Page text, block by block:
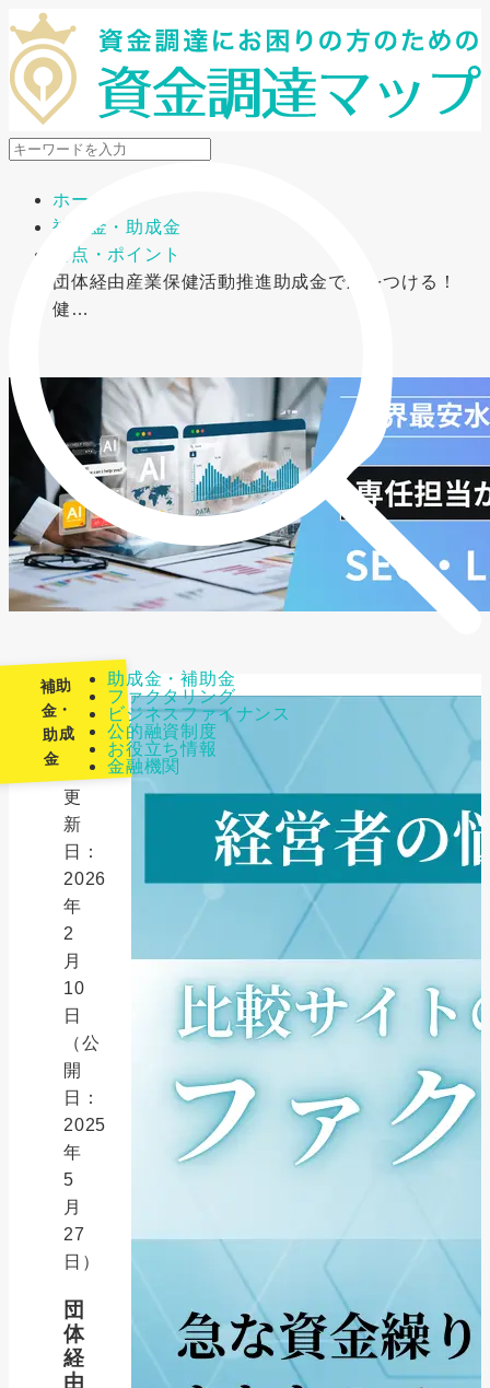
メニューを開閉
助成金・補助金
ファクタリング
ビジネスファイナンス
公的融資制度
お役立ち情報
金融機関
ホーム
補助金・助成金
要点・ポイント
団体経由産業保健活動推進助成金で差をつける！
健…
補助
金・
助成
金
最
更
新
日：
2026
年
2
月
10
日
（公
開
日：
2025
年
5
月
27
日）
団
体
経
由